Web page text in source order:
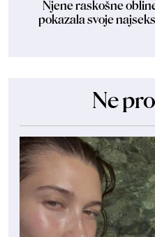
Njene raskošne
pokazala svoje
Ne